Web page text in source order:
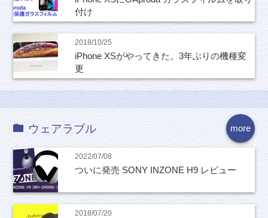
付け
2018/10/25
iPhone XSがやってきた。3年ぶりの機種変
更
more
ウェアラブル
2022/07/08
ついに発売 SONY INZONE H9 レビュー
2018/07/20